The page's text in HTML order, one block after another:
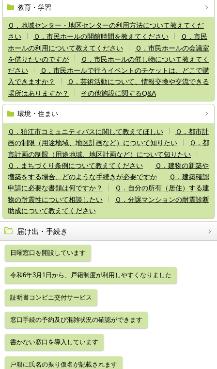
教育・学習
Ｑ．地域センター・地区センターの利用方法について教えてくだ
さい
Ｑ．市民ホールの開館時間を教えてください
Ｑ．市民
ホールの利用について教えてください
Ｑ．市民ホールの会議室
を借りたいのですが
Ｑ．市民ホールの催し物について教えてく
ださい
Ｑ．市民ホールで行うイベントのチケットは、どこで購
入できますか？
Ｑ．芸術活動について、情報交換や交流できる
場所はありますか？
その他施設に関するQ&A
環境・住まい
Ｑ．狛江市コミュニティバスに関して教えてほしい
Ｑ．都市計
画の制限（用途地域、地区計画など）について知りたい
Ｑ．都
市計画の制限（用途地域、地区計画など）について知りたい
Ｑ．まちづくり条例について教えてください
Ｑ．建物の新築や
増築をする場合、どのような手続きが必要ですか
Ｑ．建築確認
申請に必要な書類は何ですか？
Ｑ．自分の所有（居住）する建
物の耐震性について相談したい
Ｑ．分譲マンションの耐震診断
助成について教えてください
届け出・手続き
日曜窓口を開設しています
令和6年3月1日から、戸籍制度が利用しやすくなりました
証明書コンビニ交付サービス
窓口手続の予約及び混雑状況の確認ができます
書かない窓口を導入しています
戸籍に氏名の振り仮名が記載されます